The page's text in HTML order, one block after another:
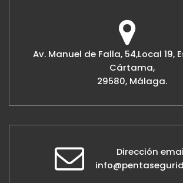
Av. Manuel de Falla, 54,Local 19,
Cártama,
29580, Málaga.
Dirección